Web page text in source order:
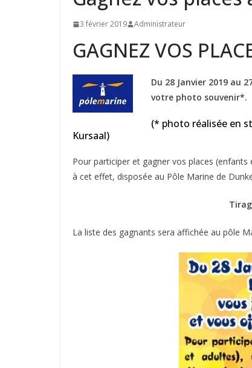
3 février 2019 Administrateur
GAGNEZ VOS
Du 28 Janvier 2019 au
votre photo souvenir*.
(* photo réalisée en
Kursaal)
Pour participer et gagner vos places
à cet effet, disposée au Pôle Marine de
La liste des gagnants sera affichée au pôle